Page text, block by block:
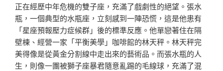
正在經歷中年危機的雙子座，充滿了戲劇性的絕望。張水
瓶，一個典型的水瓶座，立刻感到一陣恐慌，這是他患有
「星座預報壓力症候群」後的標準反應。他單戀著住在隔
壁棟、經營一家「平衡美學」咖啡館的林天秤。林天秤完
美得像是從黃金分割線中走出來的藝術品。而張水瓶的人
生，則像一團被獅子座暴君隨意亂踢的毛線球，充滿了混